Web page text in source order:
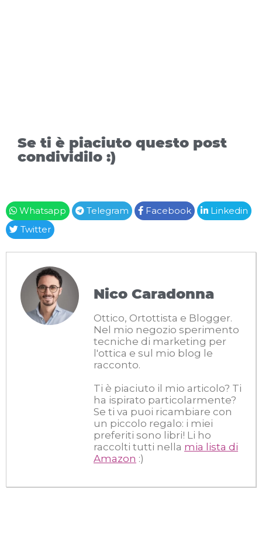
Se ti è piaciuto questo post
condividilo :)
Whatsapp Telegram Facebook
Linkedin
Twitter
Nico Caradonna
Ottico, Ortottista e Blogger.
Nel mio negozio sperimento
tecniche di marketing per
l'ottica e sul mio blog le
racconto.
Ti è piaciuto il mio articolo? Ti
ha ispirato particolarmente?
Se ti va puoi ricambiare con
un piccolo regalo: i miei
preferiti sono libri! Li ho
raccolti tutti nella mia lista di
Amazon :)